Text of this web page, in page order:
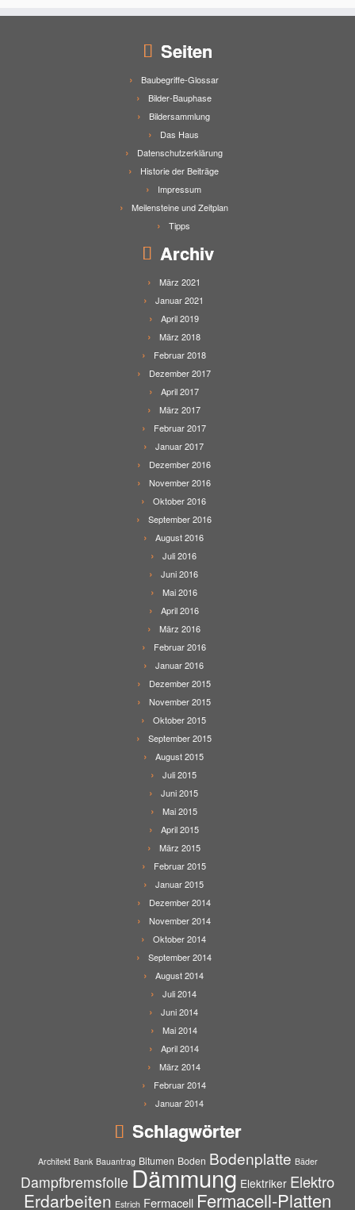
Seiten
Baubegriffe-Glossar
Bilder-Bauphase
Bildersammlung
Das Haus
Datenschutzerklärung
Historie der Beiträge
Impressum
Meilensteine und Zeitplan
Tipps
Archiv
März 2021
Januar 2021
April 2019
März 2018
Februar 2018
Dezember 2017
April 2017
März 2017
Februar 2017
Januar 2017
Dezember 2016
November 2016
Oktober 2016
September 2016
August 2016
Juli 2016
Juni 2016
Mai 2016
April 2016
März 2016
Februar 2016
Januar 2016
Dezember 2015
November 2015
Oktober 2015
September 2015
August 2015
Juli 2015
Juni 2015
Mai 2015
April 2015
März 2015
Februar 2015
Januar 2015
Dezember 2014
November 2014
Oktober 2014
September 2014
August 2014
Juli 2014
Juni 2014
Mai 2014
April 2014
März 2014
Februar 2014
Januar 2014
Schlagwörter
Architekt Bank Bauantrag Bitumen Boden Bodenplatte Bäder
Dampfbremsfolie Dämmung Elektriker Elektro
Erdarbeiten Estrich Fermacell Fermacell-Platten